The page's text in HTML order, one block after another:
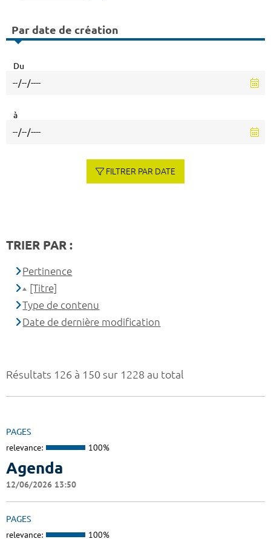
Résultats 126 à 150 sur 1228 au total
PAGES
relevance: 100%
Agenda
12/06/2026 13:50
PAGES
relevance: 100%
Par date de création
Du
à
FILTRER PAR DATE
TRIER PAR :
Pertinence
[Titre]
Type de contenu
Date de dernière modification